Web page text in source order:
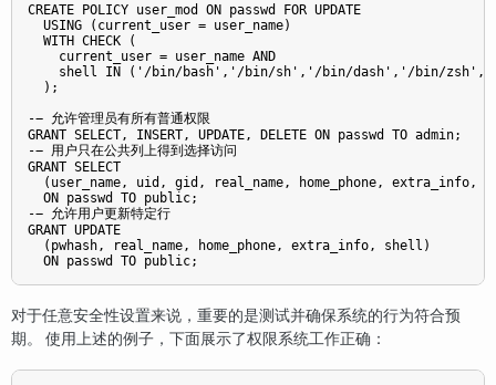
CREATE POLICY user_mod ON passwd FOR UPDATE
  USING (current_user = user_name)
  WITH CHECK (
    current_user = user_name AND
shell IN ('/bin/bash','/bin/sh','/bin/dash','/bin/
  );
-− 允许管理员有所有普通权限
GRANT SELECT, INSERT, UPDATE, DELETE ON passwd TO admin;
-− 用户只在公共列上得到选择访问
GRANT SELECT
(user_name, uid, gid, real_name, home_phone, extra_info,
  ON passwd TO public;
-− 允许用户更新特定行
GRANT UPDATE
  (pwhash, real_name, home_phone, extra_info, shell)
对于任意安全性设置来说，重要的是测试并确保系统的行为符合预
期。 使用上述的例子，下面展示了权限系统工作正确：